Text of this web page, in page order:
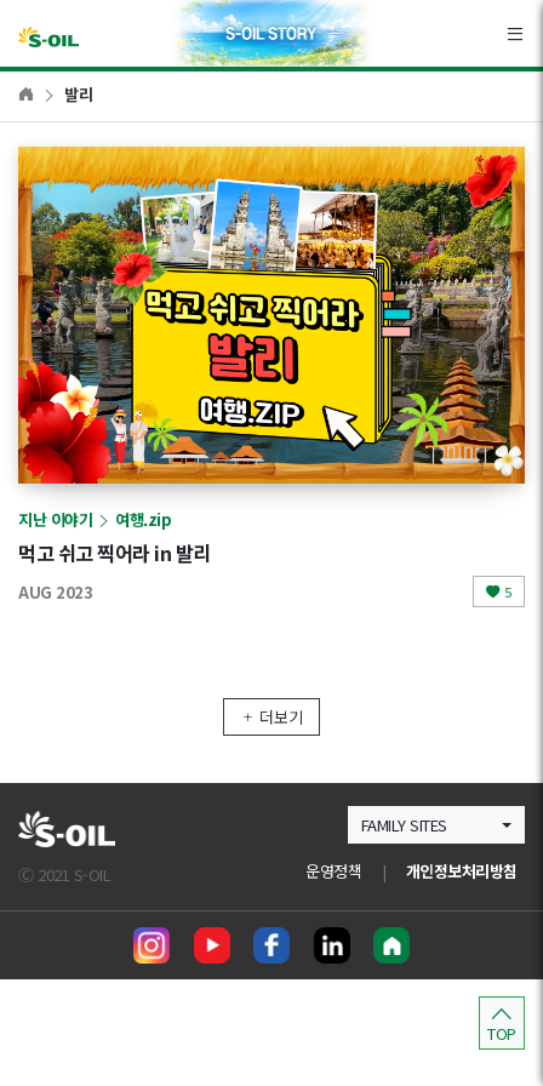
발리
지난 이야기 여행.zip
먹고 쉬고 찍어라 in 발리
AUG 2023 5
더보기
FAMILY SITES
Ⓒ 2021 S-OIL 운영정책 | 개인정보처리방침
TOP